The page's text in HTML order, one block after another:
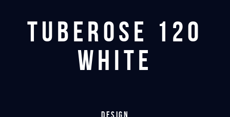
Tuberose 120
White
Design